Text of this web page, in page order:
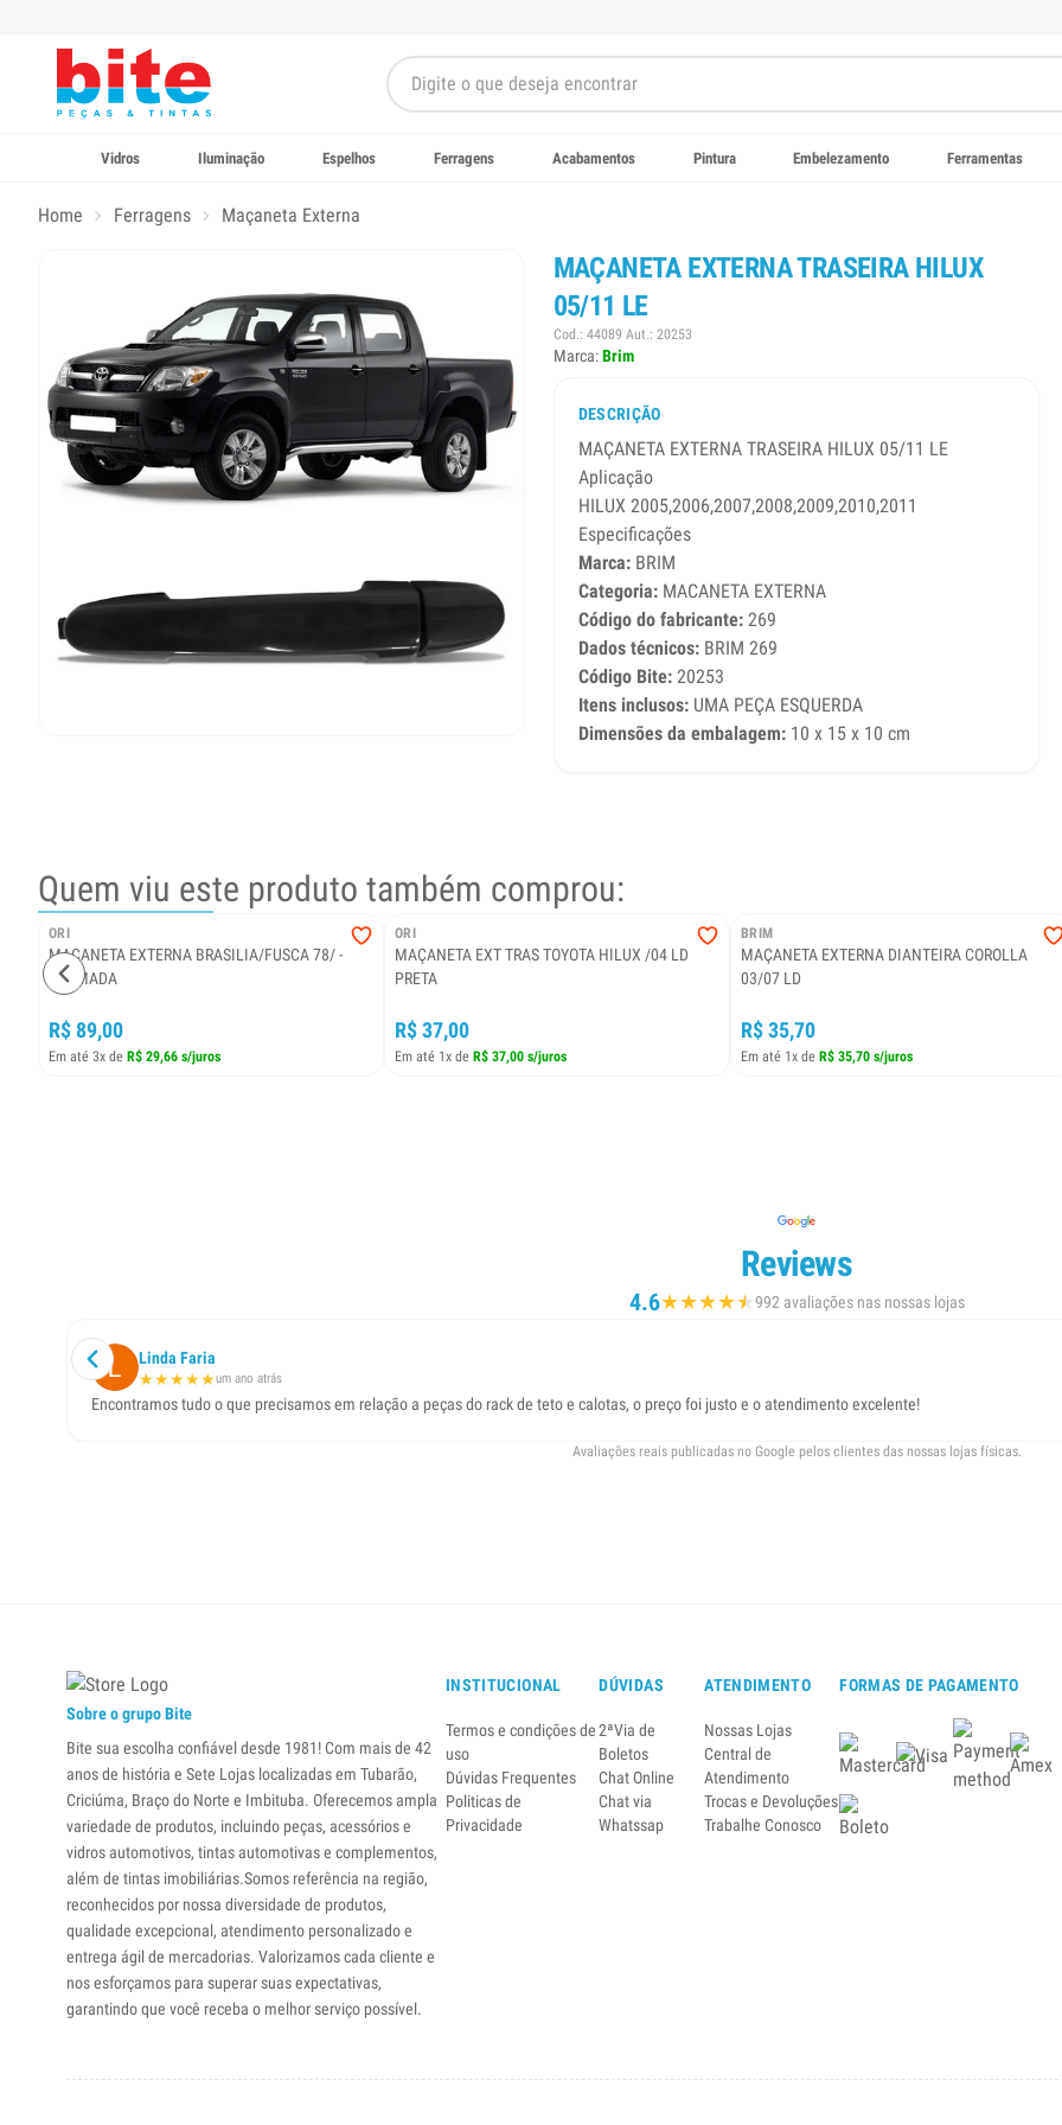
Vidros Iluminação Espelhos Ferragens Acabamentos Pintura Embelezamento Ferramentas
Home Ferragens Maçaneta Externa
MAÇANETA EXTERNA TRASEIRA HILUX
05/11 LE
Cod.: 44089 Aut.: 20253
Marca:Brim
DESCRIÇÃO
MAÇANETA EXTERNA TRASEIRA HILUX 05/11 LE
Aplicação
HILUX 2005,2006,2007,2008,2009,2010,2011
Especificações
Marca:BRIM
Categoria:MACANETA EXTERNA
Código do fabricante:269
Dados técnicos:BRIM 269
Código Bite:20253
Itens inclusos:UMA PEÇA ESQUERDA
Dimensões da embalagem:10 x 15 x 10 cm
Quem viu este produto também comprou:
ORI
MAÇANETA EXTERNA BRASILIA/FUSCA 78/ -
CROMADA
R$ 89,00
Em até 3x de R$ 29,66 s/juros
ORI
MAÇANETA EXT TRAS TOYOTA HILUX /04 LD
PRETA
R$ 37,00
Em até 1x de R$ 37,00 s/juros
BRIM
MAÇANETA EXTERNA DIANTEIRA COROLLA
03/07 LD
R$ 35,70
Em até 1x de R$ 35,70 s/juros
Reviews
4.6★★★★★
★992 avaliações nas nossas lojas
Linda Faria
★★★★★um ano atrás
Encontramos tudo o que precisamos em relação a peças do rack de teto e calotas, o preço foi justo e o atendimento excelente!
Avaliações reais publicadas no Google pelos clientes das nossas lojas físicas.
Sobre o grupo Bite
Bite sua escolha confiável desde 1981! Com mais de 42
anos de história e Sete Lojas localizadas em Tubarão,
Criciúma, Braço do Norte e Imbituba. Oferecemos ampla
variedade de produtos, incluindo peças, acessórios e
vidros automotivos, tintas automotivas e complementos,
além de tintas imobiliárias.Somos referência na região,
reconhecidos por nossa diversidade de produtos,
qualidade excepcional, atendimento personalizado e
entrega ágil de mercadorias. Valorizamos cada cliente e
nos esforçamos para superar suas expectativas,
garantindo que você receba o melhor serviço possível.
INSTITUCIONAL
Termos e condições de
uso
Dúvidas Frequentes
Politicas de
Privacidade
DÚVIDAS
2ªVia de
Boletos
Chat Online
Chat via
Whatssap
ATENDIMENTO
Nossas Lojas
Central de
Atendimento
Trocas e Devoluções
Trabalhe Conosco
FORMAS DE PAGAMENTO